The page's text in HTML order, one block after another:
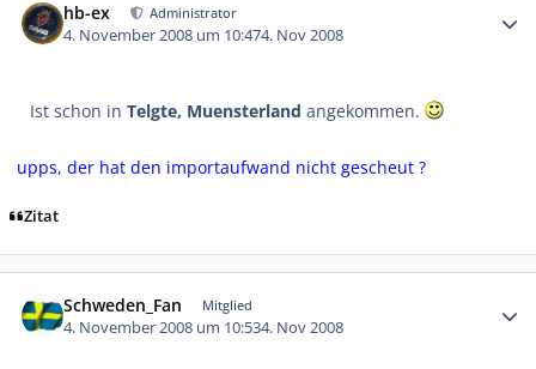
hb-ex Administrator
4. November 2008 um 10:474. Nov 2008
Ist schon inTelgte, Muensterland angekommen.
upps, der hat den importaufwand nicht gescheut ?
Zitat
Schweden_Fan Mitglied
4. November 2008 um 10:534. Nov 2008